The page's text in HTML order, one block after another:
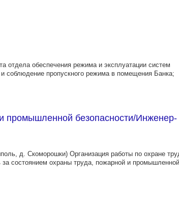
обеспечения режима и эксплуатации систем
соблюдение пропускного режима в помещения Банка;
промышленной безопасности/Инженер-
д. Скоморошки) Организация работы по охране
состоянием охраны труда, пожарной и промышленной